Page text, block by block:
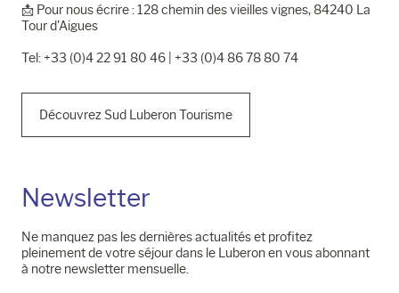
📩​ Pour nous écrire : 128 chemin des vieilles vignes, 84240 La
Tour d'Aigues
Tel: +33 (0)4 22 91 80 46 | +33 (0)4 86 78 80 74
Découvrez Sud Luberon Tourisme
Newsletter
Ne manquez pas les dernières actualités et profitez
pleinement de votre séjour dans le Luberon en vous abonnant
à notre newsletter mensuelle.